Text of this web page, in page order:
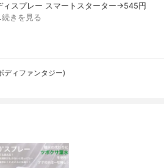
スプレー スマートスターター→545円
続きを見る
ディファンタジー)